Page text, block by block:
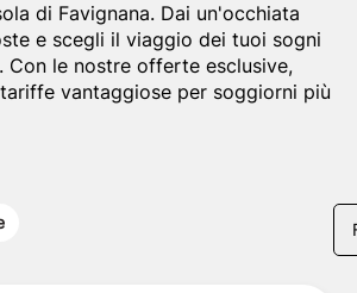
di Favignana. Dai un'occhiata
e scegli il viaggio dei tuoi sogni
Con le nostre offerte esclusive,
vantaggiose per soggiorni più